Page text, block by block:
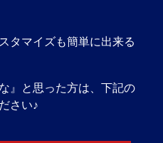
タマイズも簡単に出来る
』と思った方は、下記の
さい♪